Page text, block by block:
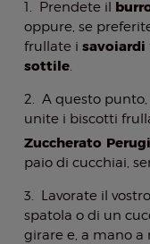
1. Prendete il
oppure, se
frullate i savoiardi
sottile.
2. A questo punto,
unite i biscotti
Zuccherato
paio di cucchiai,
3. Lavorate il
spatola o di un
girare e, a mano